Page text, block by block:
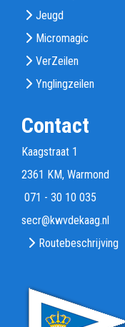
Jeugd
Micromagic
VerZeilen
Ynglingzeilen
Contact
Kaagstraat 1
2361 KM, Warmond
071 - 30 10 035
rces@kwvdekaag.nl
Routebeschrijving